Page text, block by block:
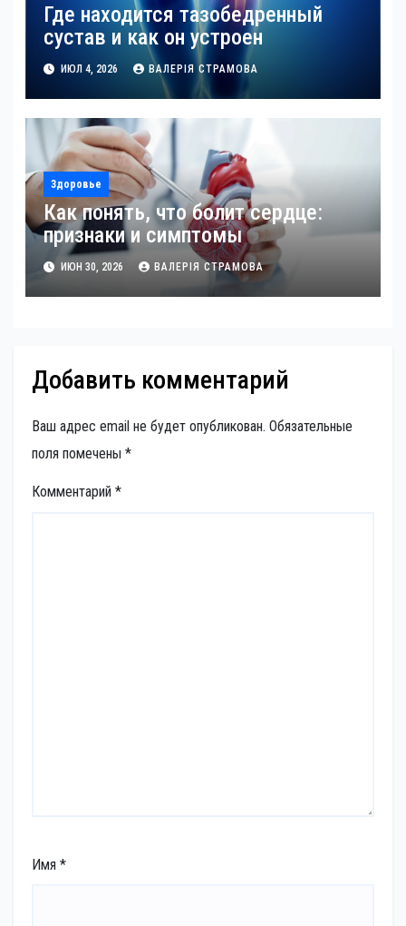
Где находится тазобедренный
сустав и как он устроен
ИЮЛ 4, 2026 ВАЛЕРІЯ СТРАМОВА
Здоровье
Как понять, что болит сердце:
признаки и симптомы
ИЮН 30, 2026 ВАЛЕРІЯ СТРАМОВА
Добавить комментарий
Ваш адрес email не будет опубликован. Обязательные
поля помечены *
Комментарий *
Имя *